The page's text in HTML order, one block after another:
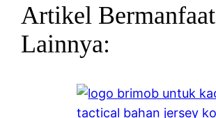
Artikel Bermanfaat
Lainnya: